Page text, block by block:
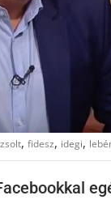
, fidesz, idegi,